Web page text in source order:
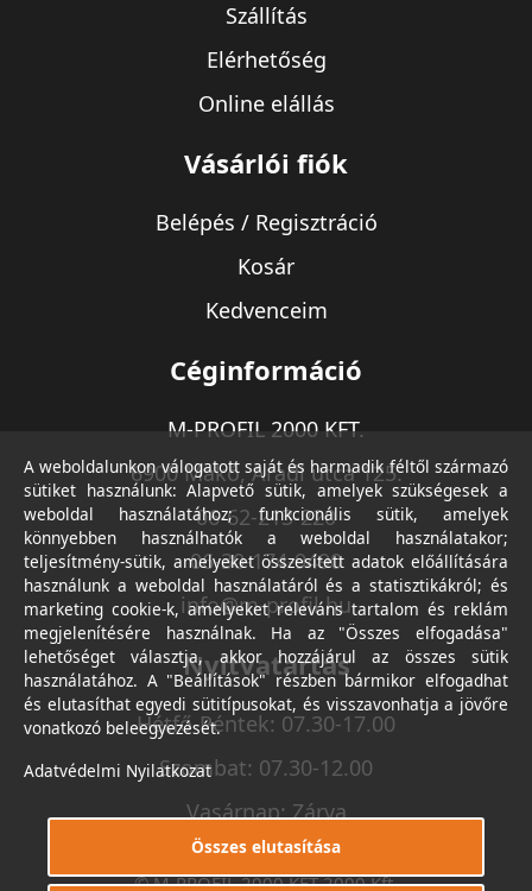
Szállítás
Elérhetőség
Online elállás
Vásárlói fiók
Belépés / Regisztráció
Kosár
Kedvenceim
Céginformáció
M-PROFIL 2000 KFT.
6900 Makó, Aradi utca 125.
06-62-213-220
06-30-174-9490
info@m-profil.hu
Nyitvatartás
Hétfő-Péntek: 07.30-17.00
Szombat: 07.30-12.00
Vasárnap: Zárva
© M-PROFIL 2000 KFT 2000 Kft.
A weboldalunkon válogatott saját és harmadik féltől származó
sütiket használunk: Alapvető sütik, amelyek szükségesek a
weboldal használatához; funkcionális sütik, amelyek
könnyebben használhatók a weboldal használatakor;
teljesítmény-sütik, amelyeket összesített adatok előállítására
használunk a weboldal használatáról és a statisztikákról; és
marketing cookie-k, amelyeket releváns tartalom és reklám
megjelenítésére használnak. Ha az "Összes elfogadása"
lehetőséget választja, akkor hozzájárul az összes sütik
használatához. A "Beállítások" részben bármikor elfogadhat
és elutasíthat egyedi sütitípusokat, és visszavonhatja a jövőre
vonatkozó beleegyezését.
Adatvédelmi Nyilatkozat
Összes elutasítása